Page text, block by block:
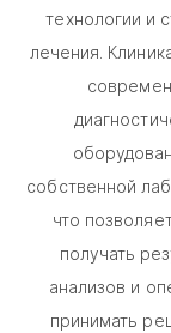
технологии и
лечения.
собственной
что
получать
анализов и
принимать